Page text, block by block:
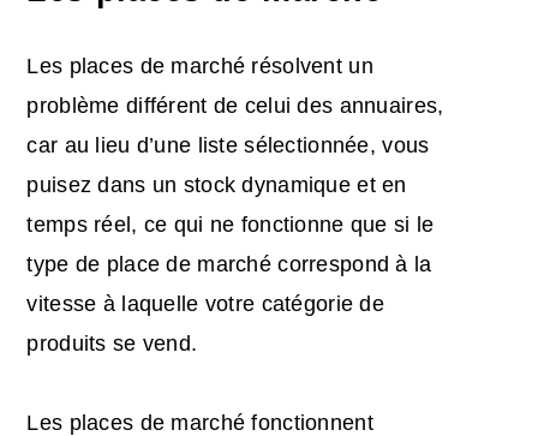
Les places de marché résolvent un
problème différent de celui des annuaires,
car au lieu d’une liste sélectionnée, vous
puisez dans un stock dynamique et en
temps réel, ce qui ne fonctionne que si le
type de place de marché correspond à la
vitesse à laquelle votre catégorie de
produits se vend.
Les places de marché fonctionnent